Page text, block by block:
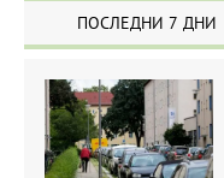
ПОСЛЕДНИ 7 ДНИ